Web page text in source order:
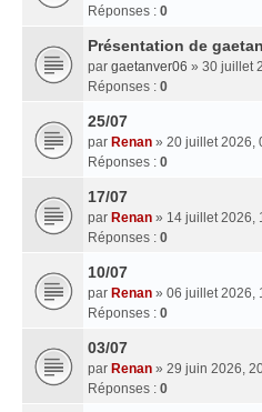
Réponses : 0
Présentation de
par gaetanver06 » 30 juillet
Réponses : 0
25/07
par Renan » 20 juillet 2026,
Réponses : 0
17/07
par Renan » 14 juillet 2026,
Réponses : 0
10/07
par Renan » 06 juillet 2026,
Réponses : 0
03/07
par Renan » 29 juin 2026,
Réponses : 0